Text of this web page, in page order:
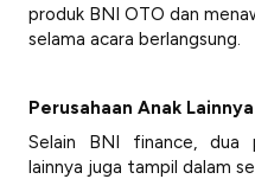
produk BNI OTO dan
selama acara berlangsung.
Perusahaan Anak
Selain BNI finance, dua
lainnya juga tampil dalam